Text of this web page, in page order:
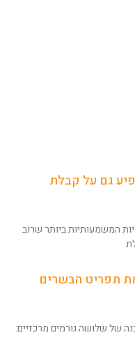
גם על קבלת
המשמעותיות ביותר שרוב
תפריט הבשרים
של שלושה גורמים מרכזיים: